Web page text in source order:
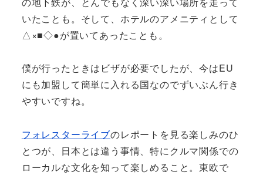
いたことも。そして、ホテルのアメニティとして
△×■◇●が置いてあったことも。
僕が行ったときはビザが必要でしたが、今はEU
にも加盟して簡単に入れる国なのでずいぶん行き
やすいですね。
フォレスターライブのレポートを見る楽しみのひ
とつが、日本とは違う事情、特にクルマ関係での
ローカルな文化を知って楽しめること。東欧で